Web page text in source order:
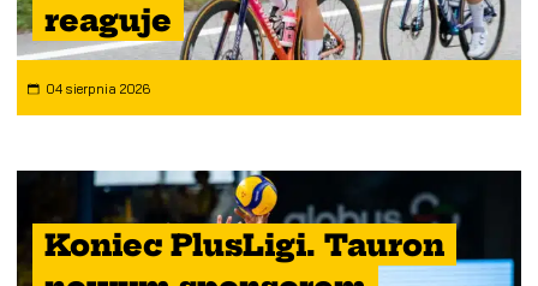
reaguje
04 sierpnia 2026
Koniec PlusLigi. Tauron